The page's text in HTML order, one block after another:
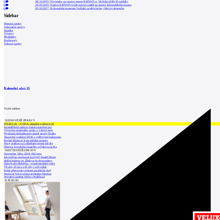
0 08.10.2019 |Do tendru na opravu muzea KRNAP ve Vrchlabí přišly tři nabídky
0
20.05.2019 |Správa KRNAP vypíše novou soutěž na opravu krkonošského muzea
0
09.10.2017 |Krkonošské muzeum Vrchlabí zavřelo brány, čeká jej přestavba
Sidebar
Domácí zprávy
Zahraniční zprávy
Soutěže
Výstavy
Přednášky
Rozhovory
Tiskové zprávy
Kalendář akcí 15
Vložit událost
NEJNOVĚJŠÍ ZPRÁVY
INTRO 30 – VODA: aktuální vydání je již
Kroměřížská radnice získala stavební pov
Výstavba urgentního centra v Liberci ome
Nymburk přehodnocuje záměr stavby školky
Akustické zasklení IZOS s ověřenými hodnotami
Projekt Blueriot: Kancelářské prostory
Nový stadion za Lužánkami nesmí mít dle
Obnova loveckého zámečku u Ostrova na Ka
NEJČTENĚJŠÍ ZPRÁVY
November Talks 2018: M.Corea
Jak nejlépe navrhnout kuchyň? Soutěž Blum
Hořící budova ve Zlíně se na dvou místec
Dům Karla Hubáčka – experimentální rodin
Tři dny, tři noci a tři vily v záři světel
Kolín připravuje centrum sociálních služ
World of Volvo očima architekta Martina
Otevření náměstí Jiřího z Poděbrad
KATALOG